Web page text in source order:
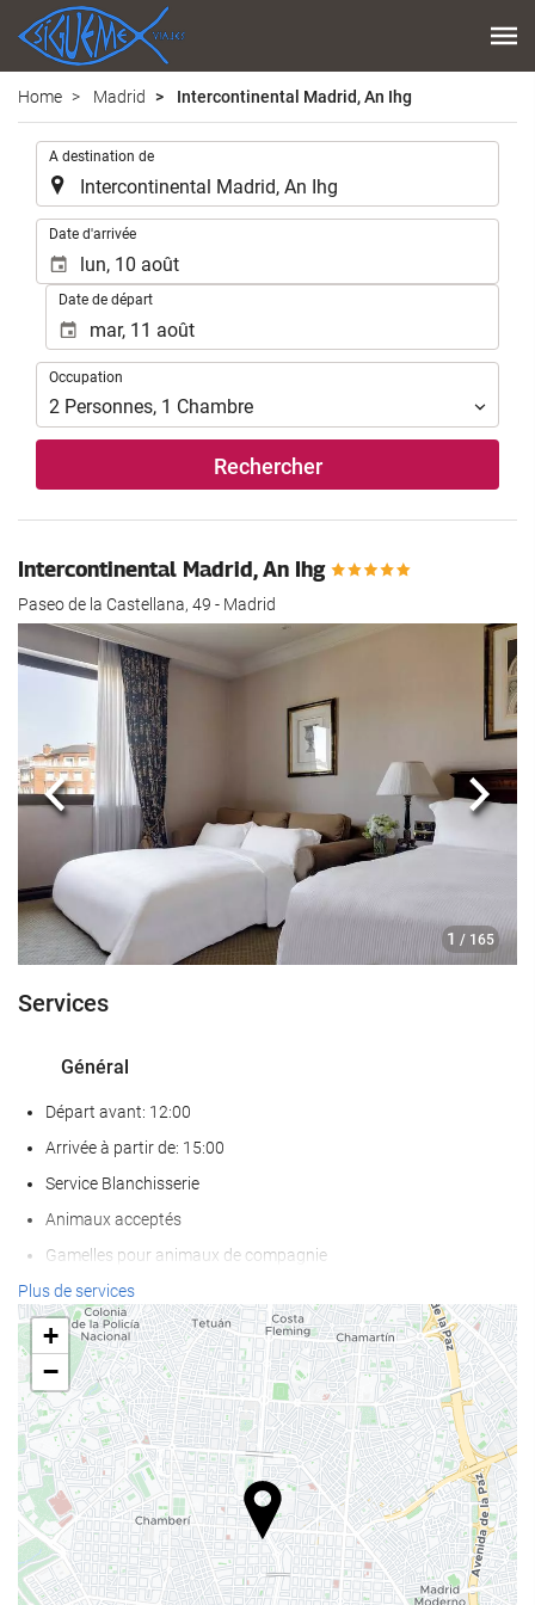
Home Madrid Intercontinental Madrid, An Ihg
A destination de
Date d'arrivée
Date de départ
Occupation
Occupation
2 Personnes, 1 Chambre
Rechercher
Intercontinental Madrid, An Ihg
Paseo de la Castellana, 49 - Madrid
1 / 165
Précédent
Services
Général
Départ avant: 12:00
Arrivée à partir de: 15:00
Service Blanchisserie
Animaux acceptés
Gamelles pour animaux de compagnie
Air conditionné
Chauffage
Ascenseur
Accès personnes à mobilité réduite
Chambres Non-fumeurs
établissement entièrement non-fumeurs
Zone fumeurs
Chambres insonorisées
Plus de services
+
−